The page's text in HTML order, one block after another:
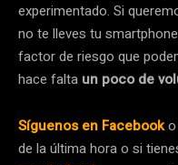
experimentado. Si
no te lleves tu
factor de riesgo que
hace falta un poco de
Síguenos en Facebooko
de la última hora o si